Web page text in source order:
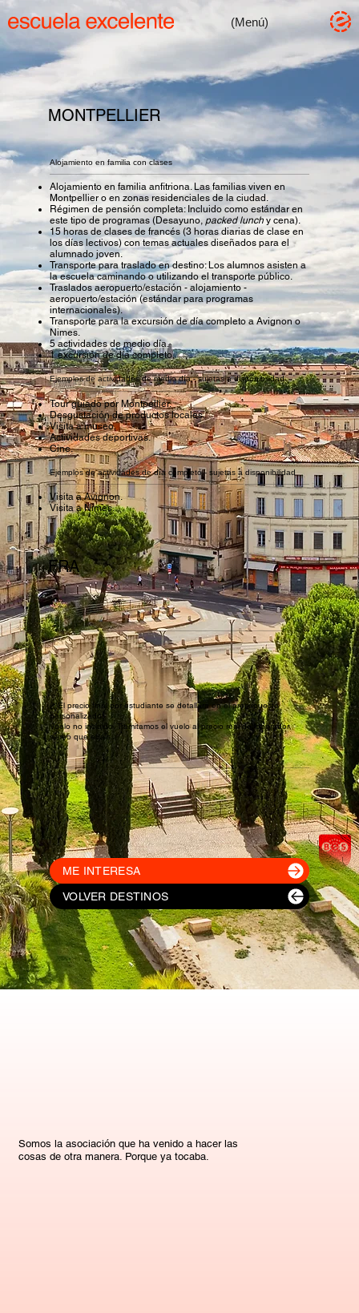
(Menú)
Escuela Excelente
AMICE
Asóciate
Auxiliares de conversación
wanna be an aux?
BES Academy
BES Experience
BES la Academia
BES Certifications (Próximamente)
Contact
Jornadas
Formación (Próximamente)
Carnet docente
Plataforma profes excelentes (Próximamente)
Bolsa de trabajo
Legales
© 2026 Escuela Excelente
MONTPELLIER
Alojamiento en familia con clases
Alojamiento en familia anfitriona. Las familias viven en
Montpellier o en zonas residenciales de la ciudad.
Régimen de pensión completa: Incluido como estándar en
este tipo de programas (Desayuno,packed lunch y cena).
15 horas de clases de francés (3 horas diarias de clase en
los días lectivos) con temas actuales diseñados para el
alumnado joven.
Transporte para traslado en destino: Los alumnos asisten a
la escuela caminando o utilizando el transporte público.
Traslados aeropuerto/estación - alojamiento -
aeropuerto/estación (estándar para programas
internacionales).
Transporte para la excursión de día completo a Avignon o
Nimes.
5 actividades de medio día.
1 excursión de día completo.
Ejemplos de actividades de medio día - sujetas a disponibilidad
Tour guiado por Montpellier.
Desgustación de productos locales.
Visita a museo.
Actividades deportivas.
Cine.
Ejemplos de actividades de día completo - sujetas a disponibilidad
Visita a Avignon.
Visita a Nimes.
FRA
(*)El precio final por estudiante se detallará en el presupuesto
personalizado.
Vuelo no incluido. Tramitamos el vuelo al precio real del operador
aéreo que elijáis.
ME INTERESA
VOLVER DESTINOS
Somos la asociación que ha venido a hacer las
cosas de otra manera. Porque ya tocaba.